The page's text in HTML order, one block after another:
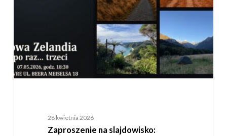
28 kwietnia 2026
Zaproszenie na slajdowisko: